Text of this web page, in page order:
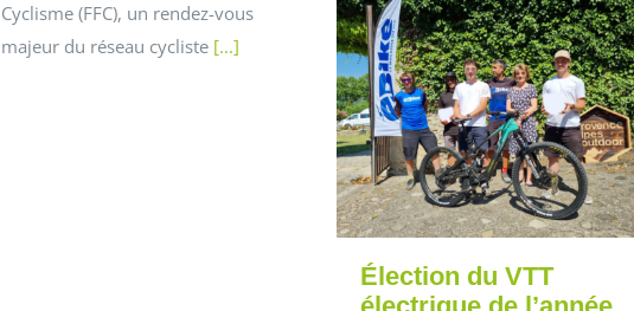
Cyclisme (FFC), un rendez-vous
majeur du réseau cycliste [...]
Élection du VTT